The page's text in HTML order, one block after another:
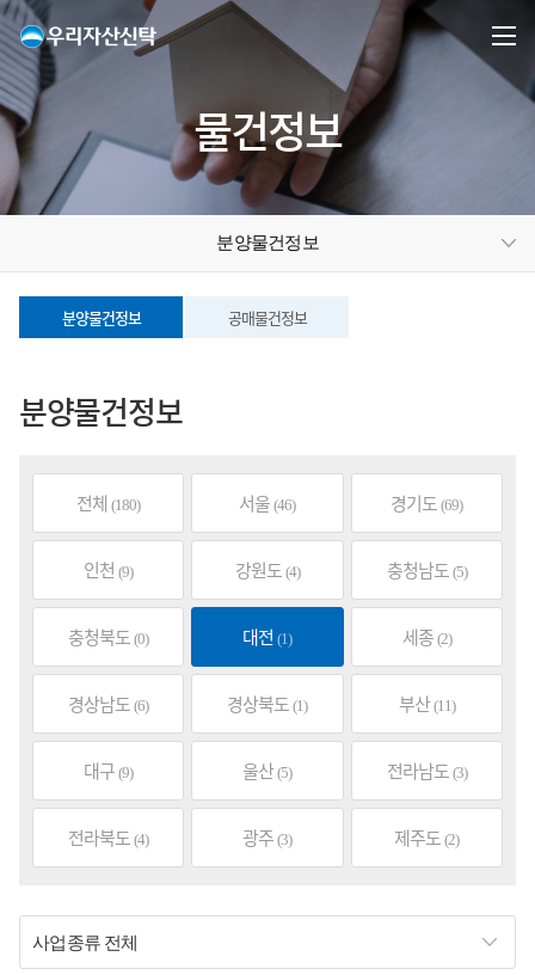
물건정보
분양물건정보
분양물건정보 공매물건정보
분양물건정보
전체 (180) 서울 (46) 경기도 (69)
인천 (9) 강원도 (4) 충청남도 (5)
충청북도 (0) 대전 (1) 세종 (2)
경상남도 (6) 경상북도 (1) 부산 (11)
대구 (9) 울산 (5) 전라남도 (3)
전라북도 (4) 광주 (3) 제주도 (2)
사업종류 전체